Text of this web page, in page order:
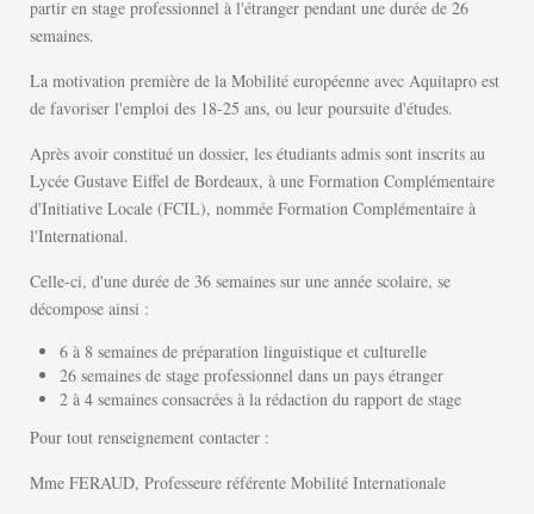
partir en stage professionnel à l'étranger pendant une durée de 26
semaines.
La motivation première de la Mobilité européenne avec Aquitapro est
de favoriser l'emploi des 18-25 ans, ou leur poursuite d'études.
Après avoir constitué un dossier, les étudiants admis sont inscrits au
Lycée Gustave Eiffel de Bordeaux, à une Formation Complémentaire
d'Initiative Locale (FCIL), nommée Formation Complémentaire à
l'International.
Celle-ci, d'une durée de 36 semaines sur une année scolaire, se
décompose ainsi :
6 à 8 semaines de préparation linguistique et culturelle
26 semaines de stage professionnel dans un pays étranger
2 à 4 semaines consacrées à la rédaction du rapport de stage
Pour tout renseignement contacter :
Mme FERAUD, Professeure référente Mobilité Internationale